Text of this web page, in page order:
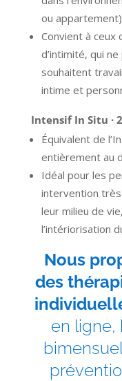
ou
Convient à ceux
d’intimité, qui
souhaitent
intime et
Intensif In Situ ·
Équivalent de
entièrement au
Idéal pour les
intervention
leur milieu de
l’intériorisation
Nous
des
en ligne,